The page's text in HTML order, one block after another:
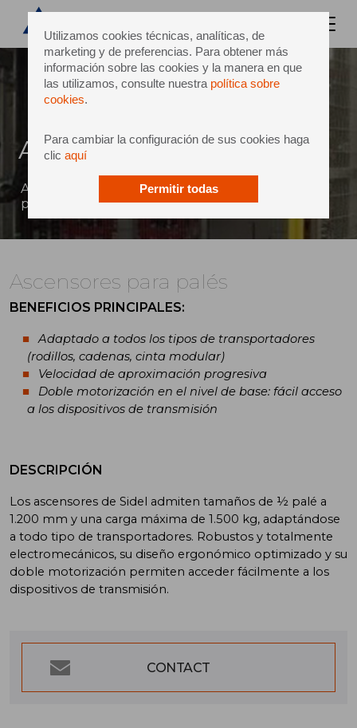
Utilizamos cookies técnicas, analíticas, de
marketing y de preferencias. Para obtener más
información sobre las cookies y la manera en que
las utilizamos, consulte nuestra política sobre
cookies.
Para cambiar la configuración de sus cookies haga
clic aquí
Permitir todas
Ascensores para palés
Ascensores electromecánicos y robustos aptos
para todo tipo de transportadores
Ascensores para palés
BENEFICIOS PRINCIPALES:
Adaptado a todos los tipos de transportadores
(rodillos, cadenas, cinta modular)
Velocidad de aproximación progresiva
Doble motorización en el nivel de base: fácil acceso
a los dispositivos de transmisión
DESCRIPCIÓN
Los ascensores de Sidel admiten tamaños de ½ palé a
1.200 mm y una carga máxima de 1.500 kg, adaptándose
a todo tipo de transportadores. Robustos y totalmente
electromecánicos, su diseño ergonómico optimizado y su
doble motorización permiten acceder fácilmente a los
dispositivos de transmisión.
CONTACT